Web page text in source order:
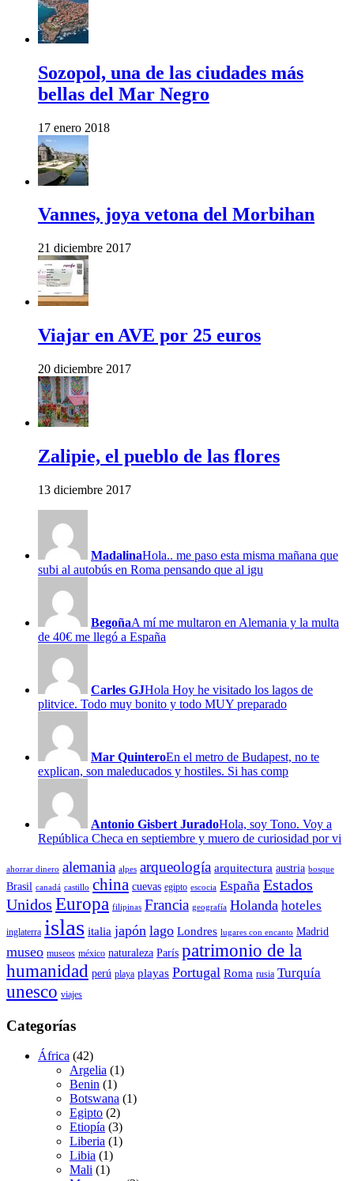
Sozopol, una de las ciudades más
bellas del Mar Negro
17 enero 2018
Vannes, joya vetona del Morbihan
21 diciembre 2017
Viajar en AVE por 25 euros
20 diciembre 2017
Zalipie, el pueblo de las flores
13 diciembre 2017
MadalinaHola.. me paso esta misma mañana que
subi al autobús en Roma pensando que al igu
BegoñaA mí me multaron en Alemania y la multa
de 40€ me llegó a España
Carles GJHola Hoy he visitado los lagos de
plitvice. Todo muy bonito y todo MUY preparado
Mar QuinteroEn el metro de Budapest, no te
explican, son maleducados y hostiles. Si has comp
Antonio Gisbert JuradoHola, soy Tono. Voy a
República Checa en septiembre y muero de curiosidad por vi
ahorrar dinero alemania alpes arqueología arquitectura austria bosque
Brasil canadá castillo china cuevas egipto escocia España Estados
Unidos Europa filipinas Francia geografía Holanda hoteles
inglaterra islas italia japón lago Londres lugares con encanto Madrid
museo museos méxico naturaleza París patrimonio de la
humanidad perú playa playas Portugal Roma rusia Turquía
unesco viajes
Categorías
África (42)
Argelia (1)
Benin (1)
Botswana (1)
Egipto (2)
Etiopía (3)
Liberia (1)
Libia (1)
Mali (1)